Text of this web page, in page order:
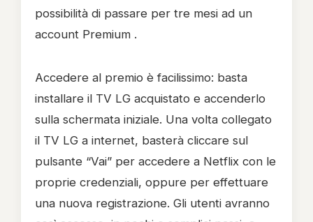
possibilità di passare per tre mesi ad un
account Premium .
Accedere al premio è facilissimo: basta
installare il TV LG acquistato e accenderlo
sulla schermata iniziale. Una volta collegato
il TV LG a internet, basterà cliccare sul
pulsante “Vai” per accedere a Netflix con le
proprie credenziali, oppure per effettuare
una nuova registrazione. Gli utenti avranno